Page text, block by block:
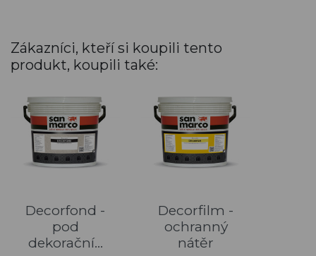
Zákazníci, kteří si koupili tento
produkt, koupili také:
Decorfond -
pod
dekorační...
Decorfilm -
ochranný
nátěr